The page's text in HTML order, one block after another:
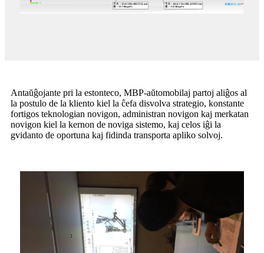
Antaŭĝojante pri la estonteco, MBP-aŭtomobilaj partoj aliĝos al
la postulo de la kliento kiel la ĉefa disvolva strategio, konstante
fortigos teknologian novigon, administran novigon kaj merkatan
novigon kiel la kernon de noviga sistemo, kaj celos iĝi la
gvidanto de oportuna kaj fidinda transporta apliko solvoj.